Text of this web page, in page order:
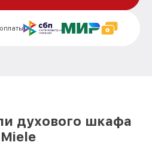
6200 BM
от 500₽
духового шкафа
Miele